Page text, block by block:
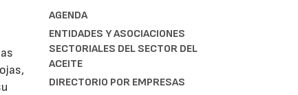
AGENDA
ENTIDADES Y ASOCIACIONES
SECTORIALES DEL SECTOR DEL
ACEITE
DIRECTORIO POR EMPRESAS